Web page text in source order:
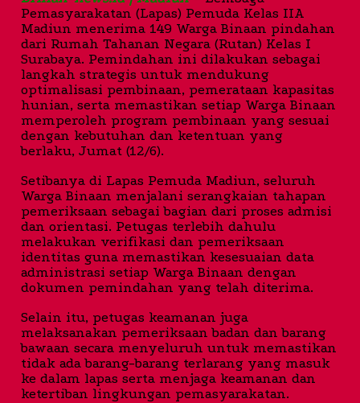
Pemasyarakatan (Lapas) Pemuda Kelas IIA
Madiun menerima 149 Warga Binaan pindahan
dari Rumah Tahanan Negara (Rutan) Kelas I
Surabaya. Pemindahan ini dilakukan sebagai
langkah strategis untuk mendukung
optimalisasi pembinaan, pemerataan kapasitas
hunian, serta memastikan setiap Warga Binaan
memperoleh program pembinaan yang sesuai
dengan kebutuhan dan ketentuan yang
berlaku, Jumat (12/6).
Setibanya di Lapas Pemuda Madiun, seluruh
Warga Binaan menjalani serangkaian tahapan
pemeriksaan sebagai bagian dari proses admisi
dan orientasi. Petugas terlebih dahulu
melakukan verifikasi dan pemeriksaan
identitas guna memastikan kesesuaian data
administrasi setiap Warga Binaan dengan
dokumen pemindahan yang telah diterima.
Selain itu, petugas keamanan juga
melaksanakan pemeriksaan badan dan barang
bawaan secara menyeluruh untuk memastikan
tidak ada barang-barang terlarang yang masuk
ke dalam lapas serta menjaga keamanan dan
ketertiban lingkungan pemasyarakatan.